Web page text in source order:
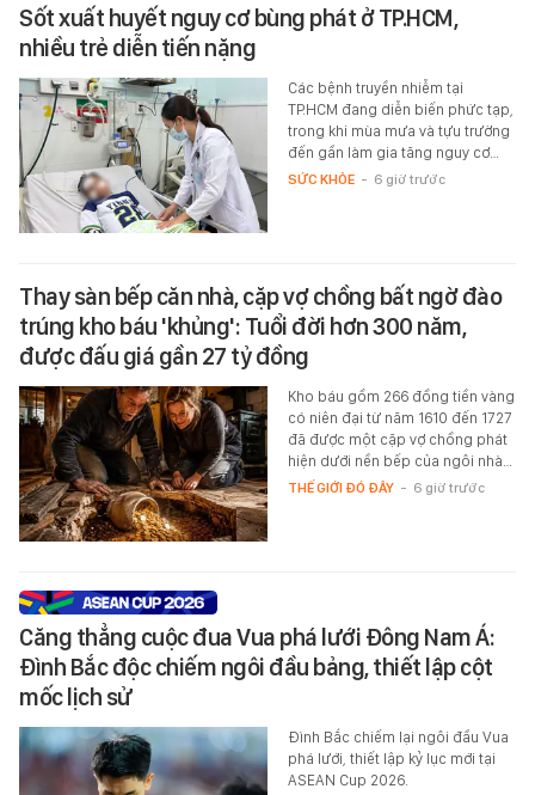
Sốt xuất huyết nguy cơ bùng phát ở TP.HCM,
nhiều trẻ diễn tiến nặng
Các bệnh truyền nhiễm tại
TP.HCM đang diễn biến phức tạp,
trong khi mùa mưa và tựu trường
đến gần làm gia tăng nguy cơ…
SỨC KHỎE - 6 giờ trước
Thay sàn bếp căn nhà, cặp vợ chồng bất ngờ đào
trúng kho báu 'khủng': Tuổi đời hơn 300 năm,
được đấu giá gần 27 tỷ đồng
Kho báu gồm 266 đồng tiền vàng
có niên đại từ năm 1610 đến 1727
đã được một cặp vợ chồng phát
hiện dưới nền bếp của ngôi nhà…
THẾ GIỚI ĐÓ ĐÂY - 6 giờ trước
Căng thẳng cuộc đua Vua phá lưới Đông Nam Á:
Đình Bắc độc chiếm ngôi đầu bảng, thiết lập cột
mốc lịch sử
Đình Bắc chiếm lại ngôi đầu Vua
phá lưới, thiết lập kỷ lục mới tại
ASEAN Cup 2026.